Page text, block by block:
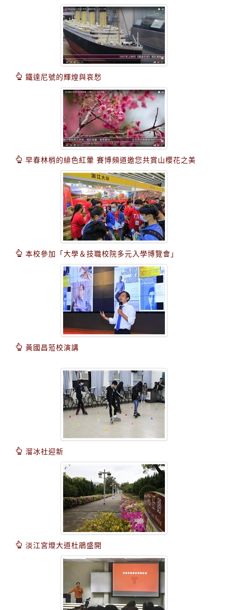
鐵達尼號的輝煌與哀愁
早春林梢的緋色紅暈 賽博頻道邀您共賞山櫻花之美
本校參加「大學＆技職校院多元入學博覽會」
黃國昌蒞校演講
溜冰社迎新
淡江宮燈大道杜鵑盛開